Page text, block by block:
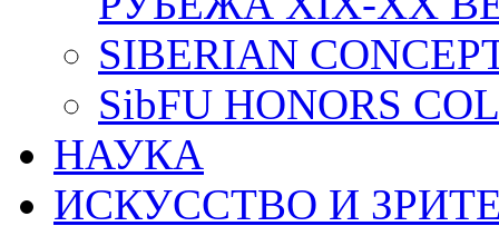
SIBERIAN
SibFU HONORS
НАУКА
ИСКУССТВО И